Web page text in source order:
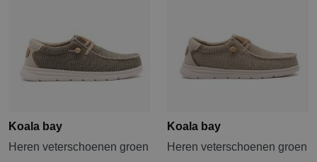
Koala bay
Heren veterschoenen groen
Koala bay
Heren veterschoenen groen